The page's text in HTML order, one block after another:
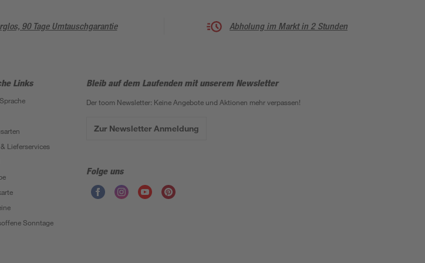
90 Tage Umtauschgarantie Abholung im Markt in 2 Stunden
Links
Lieferservices
Sonntage
Bleib auf dem Laufenden mit unserem Newsletter
Der toom Newsletter: Keine Angebote und Aktionen mehr verpassen!
Zur Newsletter Anmeldung
Folge uns